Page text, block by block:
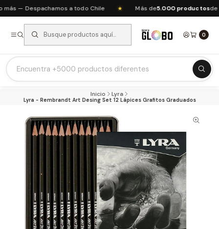
— Despachamos a todo Chile Más de 5.000 productosde
0
Ofertas del mes
Recién Llegados
Agendas & Planners
Arte y Manualidades
Papeleria Escolar y Oficina
Juguetería
Nuestras Marcas
Inicio Lyra
Lyra - Rembrandt Art Desing Set 12 Lápices Grafitos Graduados